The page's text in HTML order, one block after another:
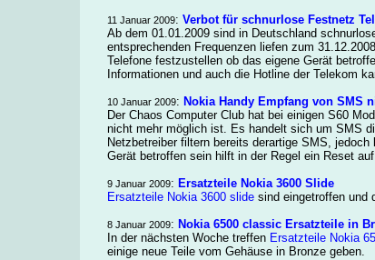
11 Januar 2009: Verbot für schnurlose Festnetz
Ab dem 01.01.2009 sind in Deutschland
entsprechenden Frequenzen liefen zum
Telefone festzustellen ob das eigene Gerät
Informationen und auch die Hotline der Telekom
10 Januar 2009: Nokia Handy Empfang von SMS
Der Chaos Computer Club hat bei einigen S60
nicht mehr möglich ist. Es handelt sich um SMS
Netzbetreiber filtern bereits derartige SMS,
Gerät betroffen sein hilft in der Regel ein Reset
9 Januar 2009: Ersatzteile Nokia 3600 Slide
Ersatzteile Nokia 3600 slidesind eingetroffen und
8 Januar 2009: Nokia 6500 classic Ersatzteile in
In der nächsten Woche treffen Ersatzteile Nokia
einige neue Teile vom Gehäuse in Bronze geben.